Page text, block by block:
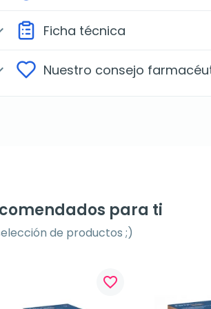
Ficha técnica
Nuestro consejo
para ti
de productos ;)
favorite_border